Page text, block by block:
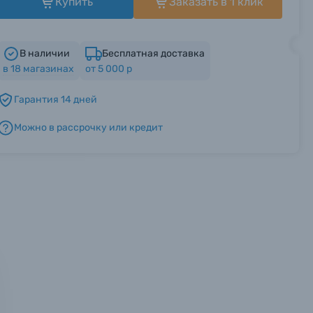
с
В наличии
в 18 магазинах
Бесплатная доставка
от 5 000 р
Гарантия 14 дней
Можно в рассрочку или кредит